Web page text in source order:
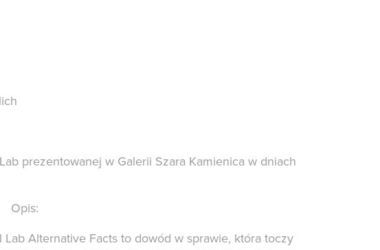
prezentowanej w Galerii Szara Kamienica w dniach
Opis:
Alternative Facts to dowód w sprawie, która toczy